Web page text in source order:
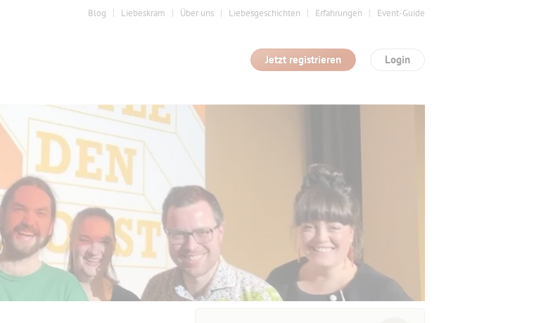
Blog Liebeskram Über uns Liebesgeschichten Erfahrungen Event-Guide
Login
Jetzt registrieren